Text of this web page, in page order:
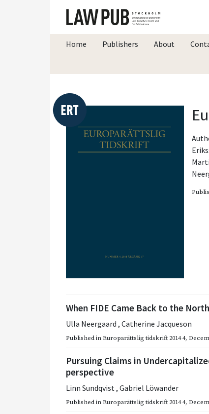
Home Publishers About
When FIDE Came Back to the North
Ulla Neergaard , Catherine Jacqueson
Published inEuroparättslig tidskrift 2014 4,
Pursuing Claims in
perspective
Linn Sundqvist, Gabriel Löwander
Published inEuroparättslig tidskrift 2014 4,